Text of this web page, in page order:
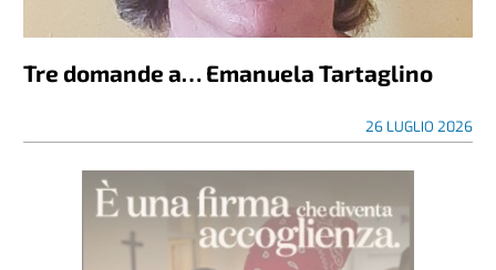
Tre domande a… Emanuela Tartaglino
26 LUGLIO 2026